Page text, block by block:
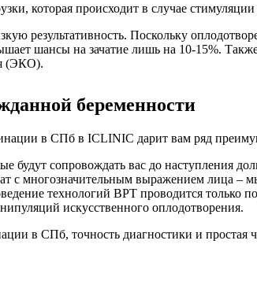
которая происходит в случае
результативность. Поскольку
шансы на зачатие лишь на 10-15%.
(ЭКО).
беременности
в СПб в ICLINIC дарит вам ряд
будут сопровождать вас до наступления
с многозначительным выражением лица –
технологий ВРТ проводится
искусственного оплодотворения.
в СПб, точность диагностики и